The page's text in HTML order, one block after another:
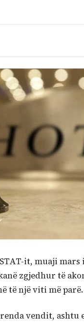
it, muaji
zgjedhur të
të një viti më parë.
vendit, ashtu